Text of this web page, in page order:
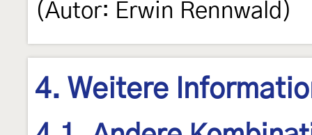
(Autor: Erwin Rennwald)
4. Weitere